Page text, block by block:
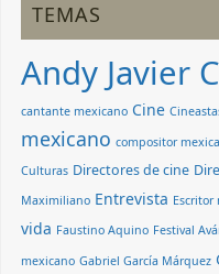
TEMAS
Andy Javier
cantante mexicano Cine
mexicano compositor
Culturas Directores de cine
Maximiliano Entrevista Escritor
vida Faustino Aquino Festival
mexicano Gabriel García Márquez